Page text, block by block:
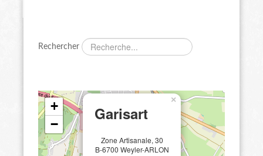
Rechercher
Garisart
Zone Artisanale, 30
B-6700 Weyler-ARLON
×
+
−